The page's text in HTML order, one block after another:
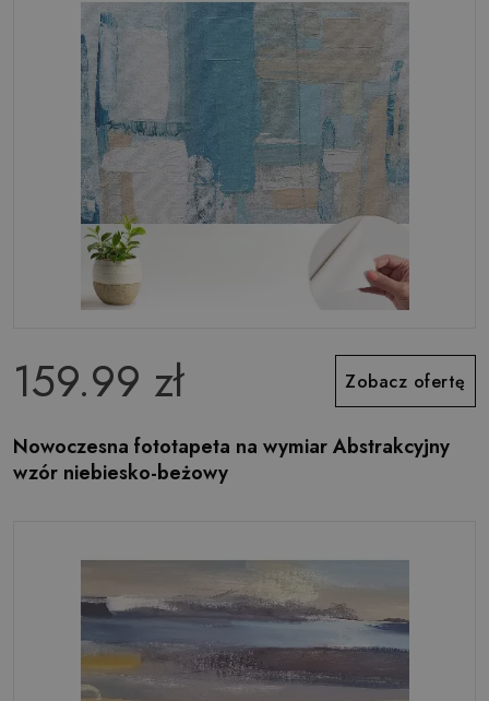
159.99 zł Zobacz ofertę
Nowoczesna fototapeta na wymiar Abstrakcyjny
wzór niebiesko-beżowy